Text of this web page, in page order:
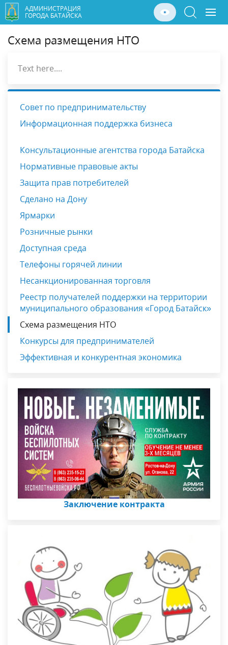
АДМИНИСТРАЦИЯ
ГОРОДА БАТАЙСКА
Схема размещения НТО
Text here....
Совет по предпринимательству
Информационная поддержка бизнеса
Консультационные агентства города Батайска
Нормативные правовые акты
Защита прав потребителей
Сделано на Дону
Ярмарки
Розничные рынки
Доступная среда
Телефоны горячей линии
Несанкционированная торговля
Реестр получателей поддержки на территории
муниципального образования «Город Батайск»
Схема размещения НТО
Конкурсы для предпринимателей
Эффективная и конкурентная экономика
Заключение контракта